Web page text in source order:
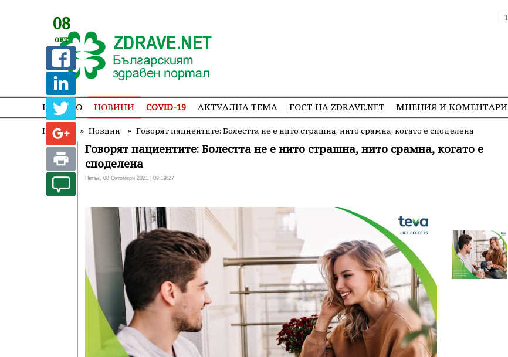
НАЧАЛО НОВИНИ COVID-19 АКТУАЛНА ТЕМА ГОСТ НА ZDRAVE.NET МНЕНИЯ И КОМЕНТАРИ
Начало » Новини » Говорят пациентите: Болестта не е нито страшна, нито срамна, когато е споделена
08
окт
Говорят пациентите: Болестта не е нито страшна, нито срамна, когато е
споделена
Петък, 08 Октомври 2021 | 09:19:27